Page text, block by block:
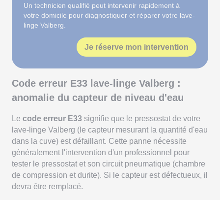
Un technicien qualifié peut intervenir rapidement à
votre domicile pour diagnostiquer et réparer votre lave-
linge Valberg.
Je réserve mon intervention
Code erreur E33 lave-linge Valberg :
anomalie du capteur de niveau d'eau
Le code erreur E33 signifie que le pressostat de votre
lave-linge Valberg (le capteur mesurant la quantité d'eau
dans la cuve) est défaillant. Cette panne nécessite
généralement l'intervention d'un professionnel pour
tester le pressostat et son circuit pneumatique (chambre
de compression et durite). Si le capteur est défectueux, il
devra être remplacé.